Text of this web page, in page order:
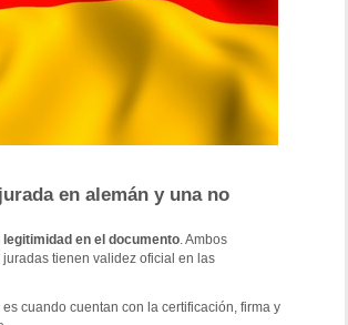
en alemán y una no
en el documento. Ambos
tienen validez oficial en las
cuando cuentan con la certificación, firma y